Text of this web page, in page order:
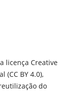
licença Creative
(CC BY 4.0),
do